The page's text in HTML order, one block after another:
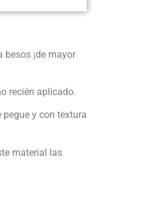
¡de mayor
recién aplicado.
y con textura
material las